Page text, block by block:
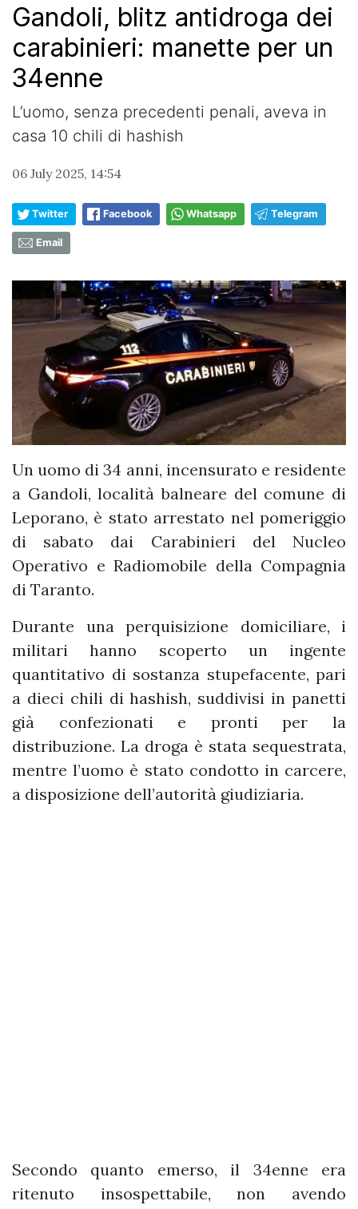
Gandoli, blitz antidroga dei
carabinieri: manette per un
34enne
L’uomo, senza precedenti penali, aveva in
casa 10 chili di hashish
06 July 2025, 14:54
Twitter Facebook Whatsapp Telegram
Email
Un uomo di 34 anni, incensurato e residente
a Gandoli, località balneare del comune di
Leporano, è stato arrestato nel pomeriggio
di sabato dai Carabinieri del Nucleo
Operativo e Radiomobile della Compagnia
di Taranto.
Durante una perquisizione domiciliare, i
militari hanno scoperto un ingente
quantitativo di sostanza stupefacente, pari
a dieci chili di hashish, suddivisi in panetti
già confezionati e pronti per la
distribuzione. La droga è stata sequestrata,
mentre l’uomo è stato condotto in carcere,
a disposizione dell’autorità giudiziaria.
Secondo quanto emerso, il 34enne era
ritenuto insospettabile, non avendo